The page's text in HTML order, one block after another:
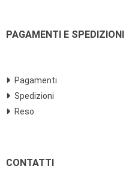
PAGAMENTI E SPEDIZIONI
Pagamenti
Spedizioni
Reso
CONTATTI